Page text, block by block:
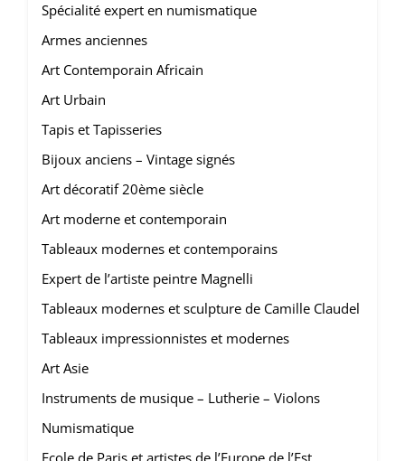
Spécialité expert en numismatique
Armes anciennes
Art Contemporain Africain
Art Urbain
Tapis et Tapisseries
Bijoux anciens – Vintage signés
Art décoratif 20ème siècle
Art moderne et contemporain
Tableaux modernes et contemporains
Expert de l’artiste peintre Magnelli
Tableaux modernes et sculpture de Camille Claudel
Tableaux impressionnistes et modernes
Art Asie
Instruments de musique – Lutherie – Violons
Numismatique
Ecole de Paris et artistes de l’Europe de l’Est